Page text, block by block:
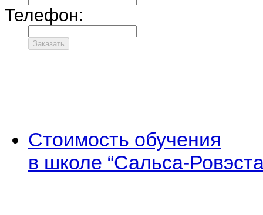
Телефон:
Стоимость обучения
в школе “Сальса-